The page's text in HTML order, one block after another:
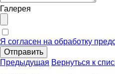
Галерея
Я согласен на обработку
Отправить
Предыдущая Вернуться к